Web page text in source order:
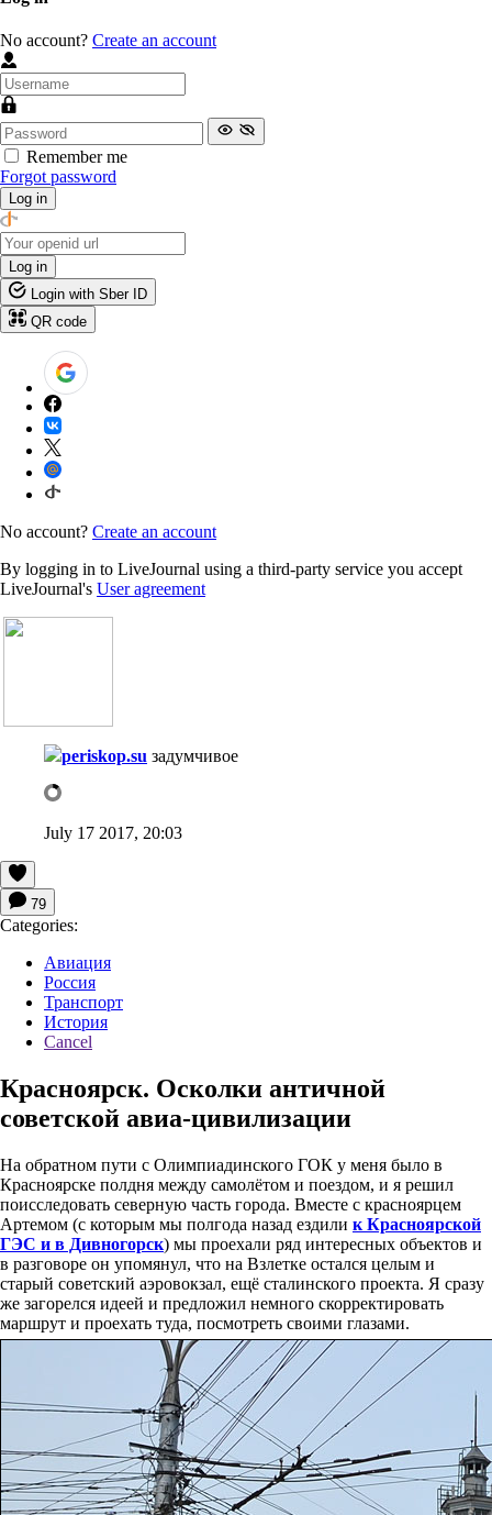
No account? Create an account
Remember me
Forgot password
Log in
Log in
Login with Sber ID
QR code
No account? Create an account
By logging in to LiveJournal using a third-party service you accept
LiveJournal's User agreement
periskop.su задумчивое
July 17 2017, 20:03
79
Categories:
Авиация
Россия
Транспорт
История
Cancel
Красноярск. Осколки античной
советской авиа-цивилизации
На обратном пути с Олимпиадинского ГОК у меня было в
Красноярске полдня между самолётом и поездом, и я решил
поисследовать северную часть города. Вместе с красноярцем
Артемом (с которым мы полгода назад ездили к Красноярской
ГЭС и в Дивногорск) мы проехали ряд интересных объектов и
в разговоре он упомянул, что на Взлетке остался целым и
старый советский аэровокзал, ещё сталинского проекта. Я сразу
же загорелся идеей и предложил немного скорректировать
маршрут и проехать туда, посмотреть своими глазами.